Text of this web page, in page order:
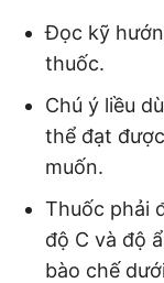
Đọc kỹ
thuốc.
Chú ý liều
thể đạt
muốn.
Thuốc phải
độ C và độ
bào chế